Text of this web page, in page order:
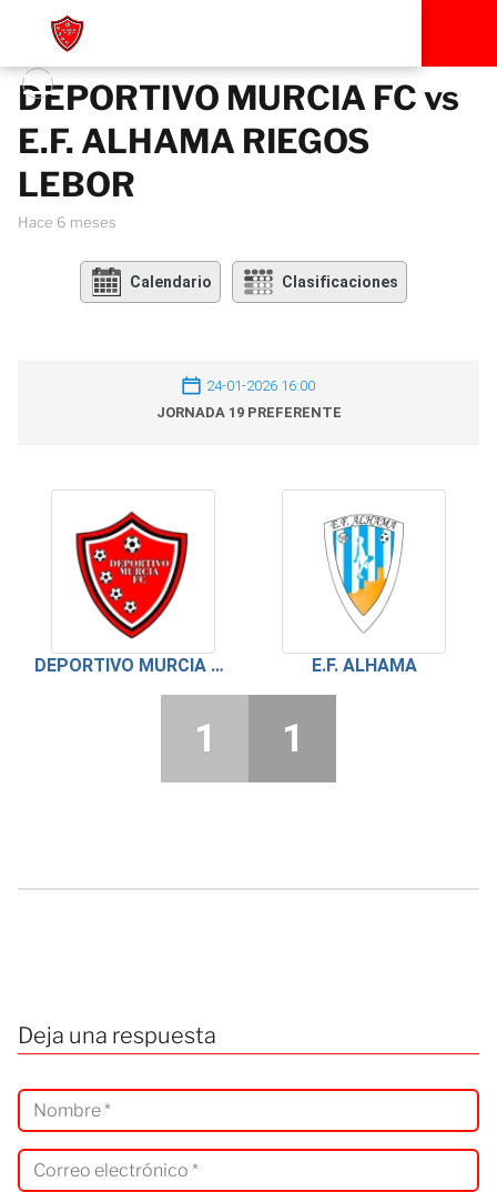
DEPORTIVO MURCIA FC vs
E.F. ALHAMA RIEGOS
LEBOR
hace 6 meses
Calendario Clasificaciones
24-01-2026 16:00
JORNADA 19 PREFERENTE
DEPORTIVO MURCIA FC E.F. ALHAMA
1 1
Deja una respuesta